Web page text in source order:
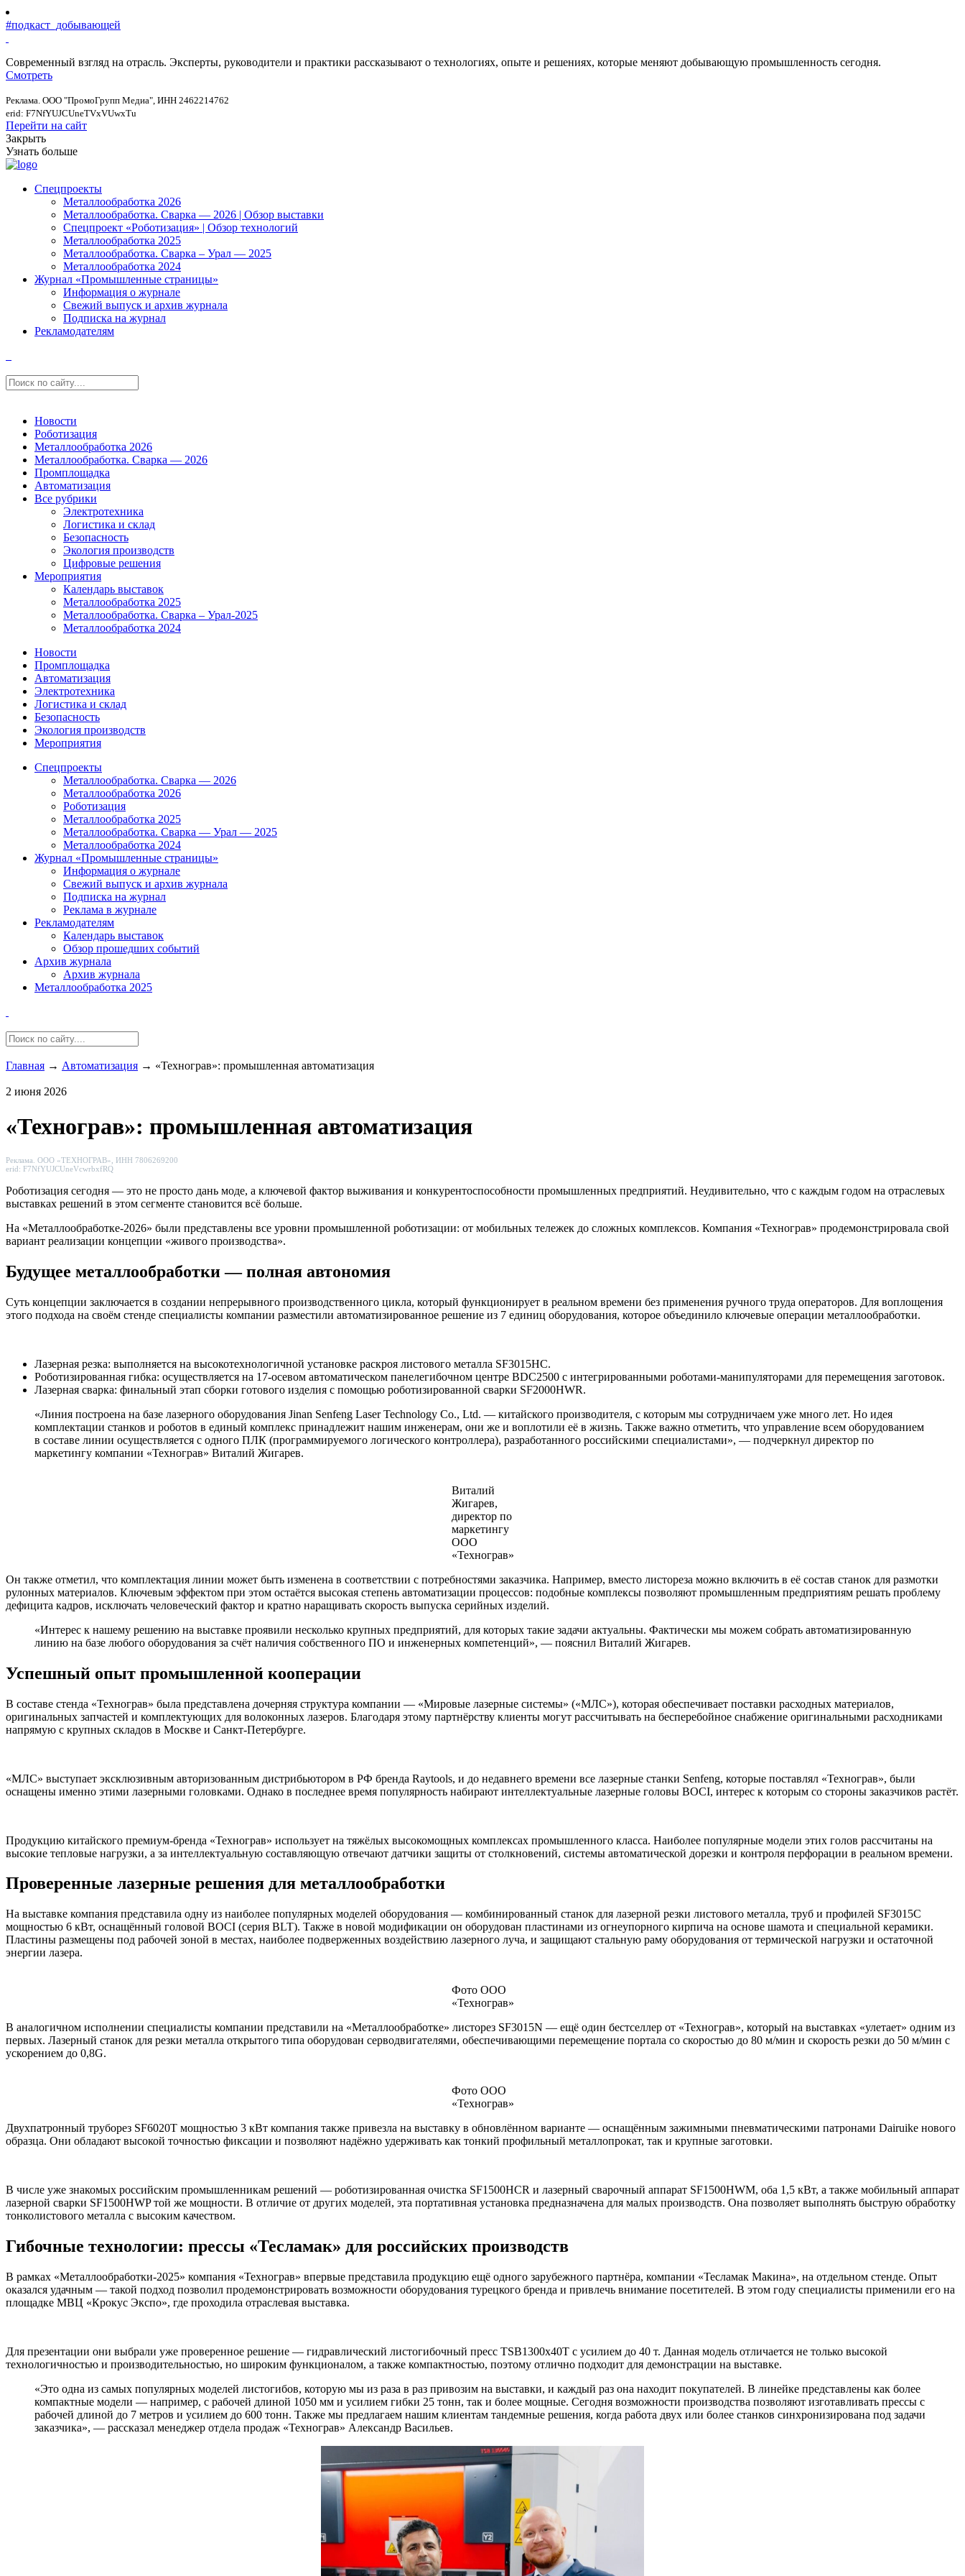
#подкаст_добывающей
Современный взгляд на отрасль. Эксперты, руководители и практики рассказывают о технологиях, опыте и решениях, которые меняют добывающую промышленность сегодня.
Смотреть
Реклама. ООО "ПромоГрупп Медиа", ИНН 2462214762
erid: F7NfYUJCUneTVxVUwxTu
Перейти на сайт
Закрыть
Узнать больше
Спецпроекты
Металлообработка 2026
Металлообработка. Сварка — 2026 | Обзор выставки
Спецпроект «Роботизация» | Обзор технологий
Металлообработка 2025
Металлообработка. Сварка – Урал — 2025
Металлообработка 2024
Журнал «Промышленные страницы»
Информация о журнале
Свежий выпуск и архив журнала
Подписка на журнал
Рекламодателям
Новости
Роботизация
Металлообработка 2026
Металлообработка. Сварка — 2026
Промплощадка
Автоматизация
Все рубрики
Электротехника
Логистика и склад
Безопасность
Экология производств
Цифровые решения
Мероприятия
Календарь выставок
Металлообработка 2025
Металлообработка. Сварка – Урал-2025
Металлообработка 2024
Новости
Промплощадка
Автоматизация
Электротехника
Логистика и склад
Безопасность
Экология производств
Мероприятия
Спецпроекты
Металлообработка. Сварка — 2026
Металлообработка 2026
Роботизация
Металлообработка 2025
Металлообработка. Сварка — Урал — 2025
Металлообработка 2024
Журнал «Промышленные страницы»
Информация о журнале
Свежий выпуск и архив журнала
Подписка на журнал
Реклама в журнале
Рекламодателям
Календарь выставок
Обзор прошедших событий
Архив журнала
Архив журнала
Металлообработка 2025
Главная → Автоматизация → «Технограв»: промышленная автоматизация
2 июня 2026
«Технограв»: промышленная автоматизация
Реклама. ООО «ТЕХНОГРАВ», ИНН 7806269200
erid: F7NfYUJCUneVcwrbxfRQ
Роботизация сегодня — это не просто дань моде, а ключевой фактор выживания и конкурентоспособности промышленных предприятий. Неудивительно, что с каждым годом на отраслевых
выставках решений в этом сегменте становится всё больше.
На «Металлообработке-2026» были представлены все уровни промышленной роботизации: от мобильных тележек до сложных комплексов. Компания «Технограв» продемонстрировала свой
вариант реализации концепции «живого производства».
Будущее металлообработки — полная автономия
Суть концепции заключается в создании непрерывного производственного цикла, который функционирует в реальном времени без применения ручного труда операторов. Для воплощения
этого подхода на своём стенде специалисты компании разместили автоматизированное решение из 7 единиц оборудования, которое объединило ключевые операции металлообработки.
Лазерная резка: выполняется на высокотехнологичной установке раскроя листового металла SF3015HC.
Роботизированная гибка: осуществляется на 17-осевом автоматическом панелегибочном центре BDC2500 с интегрированными роботами-манипуляторами для перемещения заготовок.
Лазерная сварка: финальный этап сборки готового изделия с помощью роботизированной сварки SF2000HWR.
«Линия построена на базе лазерного оборудования Jinan Senfeng Laser Technology Co., Ltd. — китайского производителя, с которым мы сотрудничаем уже много лет. Но идея
комплектации станков и роботов в единый комплекс принадлежит нашим инженерам, они же и воплотили её в жизнь. Также важно отметить, что управление всем оборудованием
в составе линии осуществляется с одного ПЛК (программируемого логического контроллера), разработанного российскими специалистами», — подчеркнул директор по
маркетингу компании «Технограв» Виталий Жигарев.
Виталий
Жигарев,
директор по
маркетингу
ООО
«Технограв»
Он также отметил, что комплектация линии может быть изменена в соответствии с потребностями заказчика. Например, вместо листореза можно включить в её состав станок для размотки
рулонных материалов. Ключевым эффектом при этом остаётся высокая степень автоматизации процессов: подобные комплексы позволяют промышленным предприятиям решать проблему
дефицита кадров, исключать человеческий фактор и кратно наращивать скорость выпуска серийных изделий.
«Интерес к нашему решению на выставке проявили несколько крупных предприятий, для которых такие задачи актуальны. Фактически мы можем собрать автоматизированную
линию на базе любого оборудования за счёт наличия собственного ПО и инженерных компетенций», — пояснил Виталий Жигарев.
Успешный опыт промышленной кооперации
В составе стенда «Технограв» была представлена дочерняя структура компании — «Мировые лазерные системы» («МЛС»), которая обеспечивает поставки расходных материалов,
оригинальных запчастей и комплектующих для волоконных лазеров. Благодаря этому партнёрству клиенты могут рассчитывать на бесперебойное снабжение оригинальными расходниками
напрямую с крупных складов в Москве и Санкт-Петербурге.
«МЛС» выступает эксклюзивным авторизованным дистрибьютором в РФ бренда Raytools, и до недавнего времени все лазерные станки Senfeng, которые поставлял «Технограв», были
оснащены именно этими лазерными головками. Однако в последнее время популярность набирают интеллектуальные лазерные головы BOCI, интерес к которым со стороны заказчиков растёт.
Продукцию китайского премиум-бренда «Технограв» использует на тяжёлых высокомощных комплексах промышленного класса. Наиболее популярные модели этих голов рассчитаны на
высокие тепловые нагрузки, а за интеллектуальную составляющую отвечают датчики защиты от столкновений, системы автоматической дорезки и контроля перфорации в реальном времени.
Проверенные лазерные решения для металлообработки
На выставке компания представила одну из наиболее популярных моделей оборудования — комбинированный станок для лазерной резки листового металла, труб и профилей SF3015С
мощностью 6 кВт, оснащённый головой BOCI (серия BLT). Также в новой модификации он оборудован пластинами из огнеупорного кирпича на основе шамота и специальной керамики.
Пластины размещены под рабочей зоной в местах, наиболее подверженных воздействию лазерного луча, и защищают стальную раму оборудования от термической нагрузки и остаточной
энергии лазера.
Фото ООО
«Технограв»
В аналогичном исполнении специалисты компании представили на «Металлообработке» листорез SF3015N — ещё один бестселлер от «Технограв», который на выставках «улетает» одним из
первых. Лазерный станок для резки металла открытого типа оборудован серводвигателями, обеспечивающими перемещение портала со скоростью до 80 м/мин и скорость резки до 50 м/мин с
ускорением до 0,8G.
Фото ООО
«Технограв»
Двухпатронный труборез SF6020T мощностью 3 кВт компания также привезла на выставку в обновлённом варианте — оснащённым зажимными пневматическими патронами Dairuike нового
образца. Они обладают высокой точностью фиксации и позволяют надёжно удерживать как тонкий профильный металлопрокат, так и крупные заготовки.
В числе уже знакомых российским промышленникам решений — роботизированная очистка SF1500HCR и лазерный сварочный аппарат SF1500HWM, оба 1,5 кВт, а также мобильный аппарат
лазерной сварки SF1500HWP той же мощности. В отличие от других моделей, эта портативная установка предназначена для малых производств. Она позволяет выполнять быструю обработку
тонколистового металла с высоким качеством.
Гибочные технологии: прессы «Тесламак» для российских производств
В рамках «Металлообработки-2025» компания «Технограв» впервые представила продукцию ещё одного зарубежного партнёра, компании «Тесламак Макина», на отдельном стенде. Опыт
оказался удачным — такой подход позволил продемонстрировать возможности оборудования турецкого бренда и привлечь внимание посетителей. В этом году специалисты применили его на
площадке МВЦ «Крокус Экспо», где проходила отраслевая выставка.
Для презентации они выбрали уже проверенное решение — гидравлический листогибочный пресс TSB1300x40T с усилием до 40 т. Данная модель отличается не только высокой
технологичностью и производительностью, но широким функционалом, а также компактностью, поэтому отлично подходит для демонстрации на выставке.
«Это одна из самых популярных моделей листогибов, которую мы из раза в раз привозим на выставки, и каждый раз она находит покупателей. В линейке представлены как более
компактные модели — например, с рабочей длиной 1050 мм и усилием гибки 25 тонн, так и более мощные. Сегодня возможности производства позволяют изготавливать прессы с
рабочей длиной до 7 метров и усилием до 600 тонн. Также мы предлагаем нашим клиентам тандемные решения, когда работа двух или более станков синхронизирована под задачи
заказчика», — рассказал менеджер отдела продаж «Технограв» Александр Васильев.